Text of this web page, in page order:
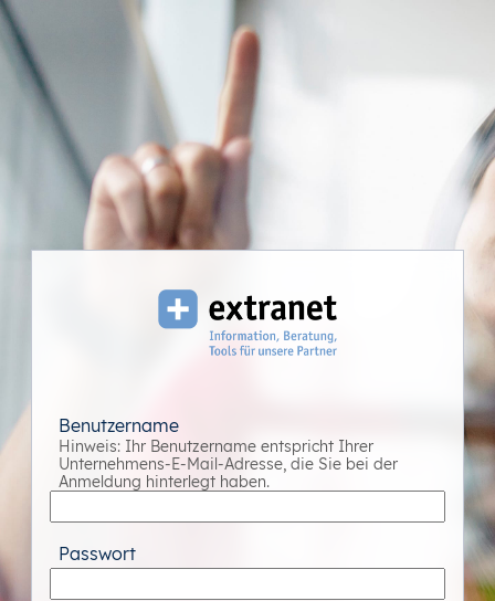
Benutzername
Hinweis: Ihr Benutzername entspricht Ihrer
Unternehmens-E-Mail-Adresse, die Sie bei der
Anmeldung hinterlegt haben.
Passwort